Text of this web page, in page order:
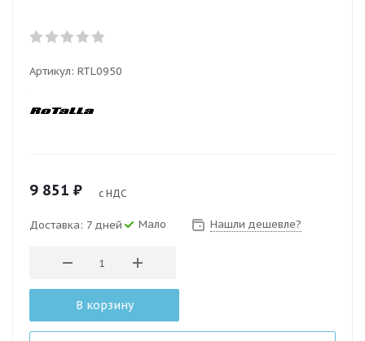
Артикул: RTL0950
9 851 ₽ с НДС
Доставка: 7 дней Мало Нашли дешевле?
В корзину